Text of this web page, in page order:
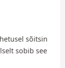
sõitsin
sobib see